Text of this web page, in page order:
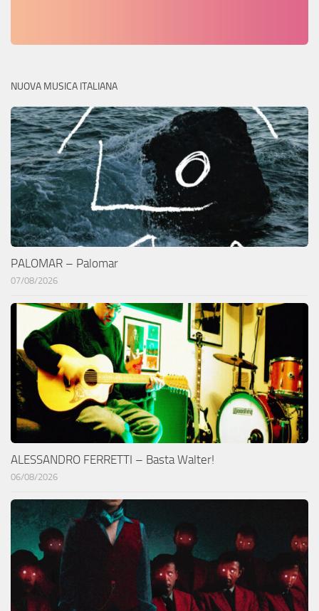
NUOVA MUSICA ITALIANA
PALOMAR – Palomar
07/08/2026
ALESSANDRO FERRETTI – Basta Walter!
06/08/2026